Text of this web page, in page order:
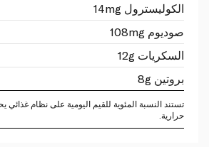
الكوليسترول 14mg
صوديوم 108mg
السكريات 12g
بروتين 8g
حرارية.